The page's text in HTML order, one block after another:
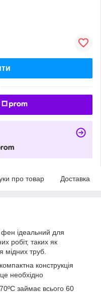
про товар Доставка
ідеальний для
робіт, таких як
мідних труб.
конструкція
необхідно
займає всього 60